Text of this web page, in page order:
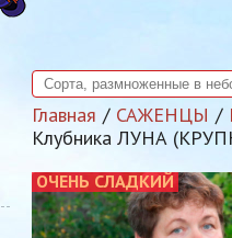
Главная САЖЕНЦЫ
Клубника ЛУНА
ОЧЕНЬ СЛАДКИЙ